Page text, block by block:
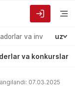
va investorlarga
uz
va konkurslar
07.03.2025